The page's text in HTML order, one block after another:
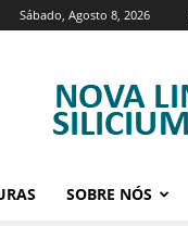
Sábado, Agosto 8, 2026
SOBRE NÓS